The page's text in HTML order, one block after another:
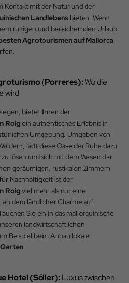
Kontakt mit der Natur und der
Landlebens bieten. Wenn
ruhigen und bereichernden Urlaub
Agrotourismen auf Mallorca,
(Porreres):Wo die
wird
bietet Ihnen der
Roig ein authentisches Erlebnis in
Umgebung. Umgeben von
lädt diese Oase der Ruhe dazu
lösen und sich mit dem Wesen der
geräumigen, rustikalen Zimmern
Nachhaltigkeit ist der
Roig viel mehr als nur eine
dem ländlicher Charme auf
Sie ein in das mallorquinische
landwirtschaftlichen
Beispiel beim Anbau lokaler
.
Hotel (Sóller): Luxus zwischen